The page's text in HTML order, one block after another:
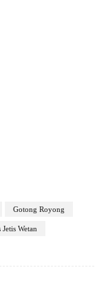
Gotong Royong
Jetis Wetan